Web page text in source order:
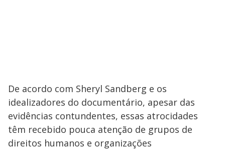
De acordo com Sheryl Sandberg e os
idealizadores do documentário, apesar das
evidências contundentes, essas atrocidades
têm recebido pouca atenção de grupos de
direitos humanos e organizações